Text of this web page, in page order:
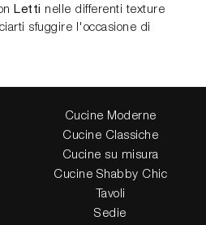
Letti nelle differenti texture
sfuggire l'occasione di
Cucine Moderne
Cucine Classiche
Cucine su misura
Cucine Shabby Chic
Tavoli
Sedie